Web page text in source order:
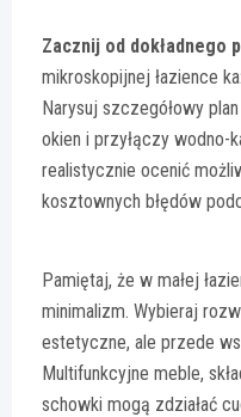
Zacznij od dokładnego
mikroskopijnej łazience
Narysuj szczegółowy
okien i przyłączy wodno-
realistycznie ocenić
kosztownych błędów
Pamiętaj, że w małej
minimalizm. Wybieraj
estetyczne, ale przede
Multifunkcyjne meble,
schowki mogą zdziałać